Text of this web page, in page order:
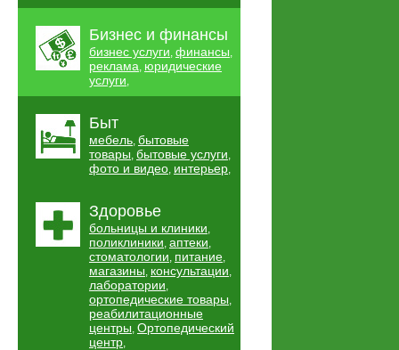
Бизнес и финансы
бизнес услуги, финансы,
реклама, юридические
услуги,
Быт
мебель, бытовые
товары, бытовые услуги,
фото и видео, интерьер,
Здоровье
больницы и клиники,
поликлиники, аптеки,
стоматологии, питание,
магазины, консультации,
лаборатории,
ортопедические товары,
реабилитационные
центры, Ортопедический
центр,